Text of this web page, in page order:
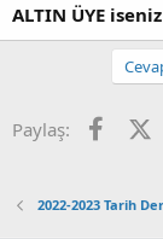
ALTIN ÜYE
Paylaş:
2022-2023 Tarih